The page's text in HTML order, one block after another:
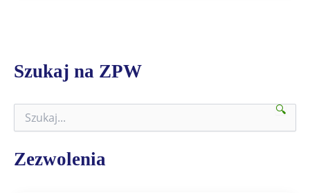
Szukaj na ZPW
k
a
🔍
Zezwolenia